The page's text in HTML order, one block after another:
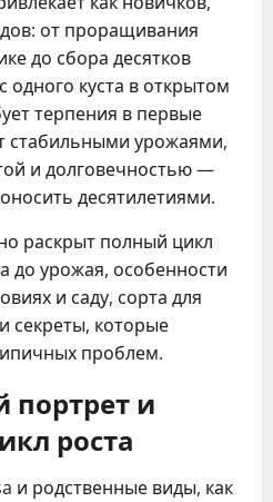
от проращивания
до сбора десятков
одного куста в открытом
терпения в первые
стабильными урожаями,
и долговечностью —
десятилетиями.
раскрыт полный цикл
до урожая, особенности
и саду, сорта для
секреты, которые
проблем.
портрет и
роста
и родственные виды, как